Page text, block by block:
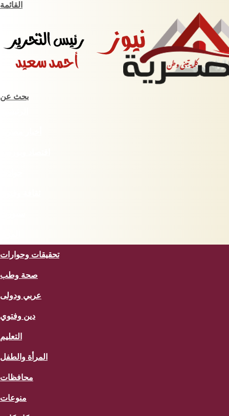
القائمة
بحث عن
تحقيقات وحوارات
صحة وطب
عربي ودولى
دين وفتوي
التعليم
المرأة والطفل
محافظات
منوعات